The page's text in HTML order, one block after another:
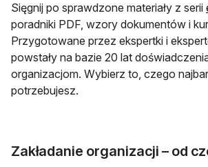
Sięgnij po sprawdzone materiały z serii
poradniki PDF, wzory dokumentów i
Przygotowane przez ekspertki i
powstały na bazie 20 lat
organizacjom. Wybierz to, czego
potrzebujesz.
Zakładanie organizacji – od